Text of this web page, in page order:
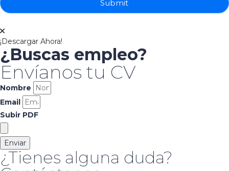
Submit
¡Descargar Ahora!
¿Buscas empleo?
Envíanos tu CV
Nombre
Email
Subir PDF
Enviar
¿Tienes alguna duda?